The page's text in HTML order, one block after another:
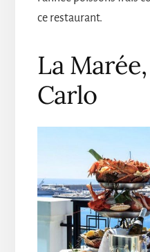
ce restaurant.
La
Carlo